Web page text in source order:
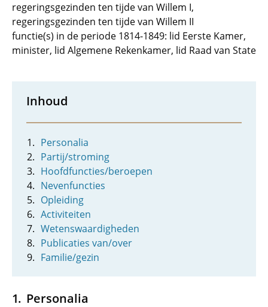
regeringsgezinden ten tijde van Willem I,
regeringsgezinden ten tijde van Willem II
functie(s) in de periode 1814-1849: lid Eerste Kamer,
minister, lid Algemene Rekenkamer, lid Raad van State
Inhoud
Personalia
Partij/stroming
Hoofdfuncties/beroepen
Nevenfuncties
Opleiding
Activiteiten
Wetenswaardigheden
Publicaties van/over
Familie/gezin
Personalia